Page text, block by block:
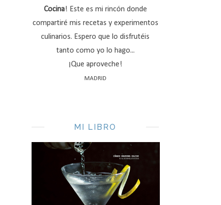
Cocina! Este es mi rincón donde
compartiré mis recetas y experimentos
culinarios. Espero que lo disfrutéis
tanto como yo lo hago...
¡Que aproveche!
MADRID
MI LIBRO